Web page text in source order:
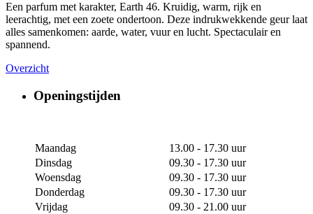
Een parfum met karakter, Earth 46. Kruidig, warm, rijk en
leerachtig, met een zoete ondertoon. Deze indrukwekkende geur laat
alles samenkomen: aarde, water, vuur en lucht. Spectaculair en
spannend.
Overzicht
Openingstijden
Maandag
13.00 - 17.30 uur
Dinsdag
09.30 - 17.30 uur
Woensdag
09.30 - 17.30 uur
Donderdag
09.30 - 17.30 uur
Vrijdag
09.30 - 21.00 uur